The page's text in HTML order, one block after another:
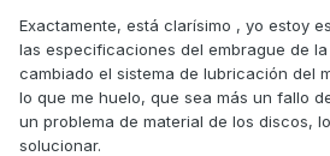
años montándolo. Por ejemplo la
discos delanteros dobles de anclaje
Honda CB500.
En la época que trabajé en
parte importante de mi trabajo era
Exactamente, está clarísimo , yo estoy
las especificaciones del embrague de
cambiado el sistema de lubricación del
lo que me huelo, que sea más un fallo
un problema de material de los discos,
solucionar.